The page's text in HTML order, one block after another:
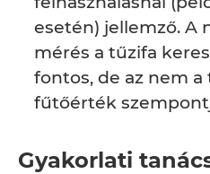
esetén) jellemző. A
mérés a tűzifa
fontos, de az nem
fűtőérték
Gyakorlati